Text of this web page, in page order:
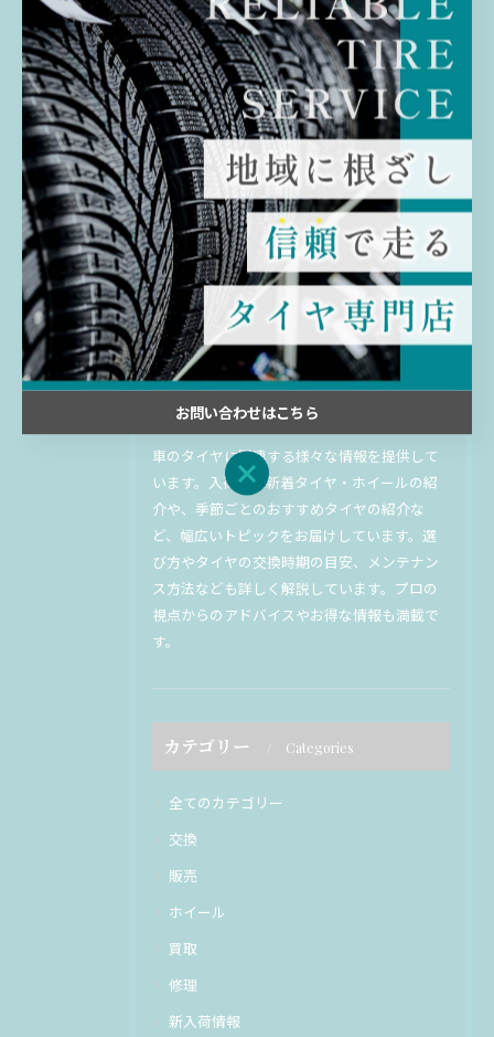
< 前のページ 一覧に戻る 次のページ >
関連タグ
#トヨタ #千葉 #佐倉 #中古
#持ち込み
#タイヤ
最新のタイヤの入荷情報などをお
届け
車のタイヤに関連する様々な情報を提供して
います。入荷した新着タイヤ・ホイールの紹
介や、季節ごとのおすすめタイヤの紹介な
ど、幅広いトピックをお届けしています。選
び方やタイヤの交換時期の目安、メンテナン
ス方法なども詳しく解説しています。プロの
視点からのアドバイスやお得な情報も満載で
す。
カテゴリー Categories
全てのカテゴリー
交換
販売
ホイール
買取
修理
新入荷情報
お問い合わせはこちら
お問い合わせはこちら